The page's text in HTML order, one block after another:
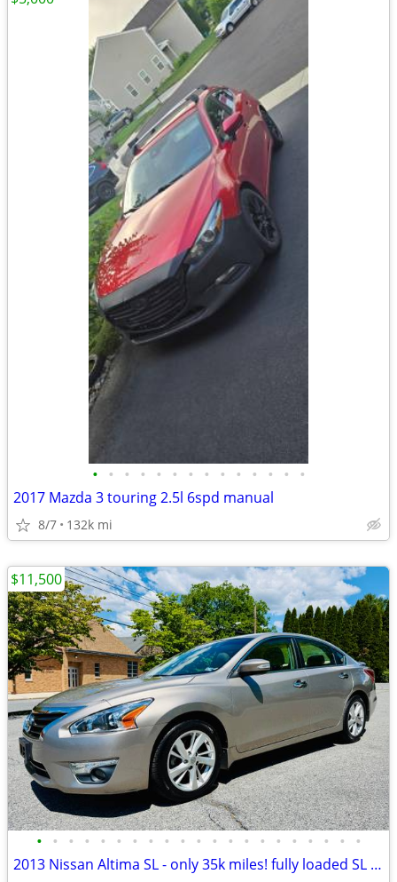
• • • • • • • • • • • • • •
2017 Mazda 3 touring 2.5l 6spd manual
8/7 132k mi
• • • • • • • • • • • • • • • • • • • • •
2013 Nissan Altima SL - only 35k miles! fully loaded SL model. *clean*
$11,500